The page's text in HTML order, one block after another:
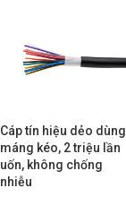
Cáp tín hiệu dẻo dùng
máng kéo, 2 triệu lần
uốn, không chống
nhiễu